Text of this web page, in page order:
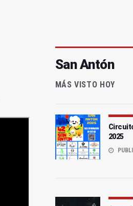
San Antón
MÁS VISTO HOY
2025